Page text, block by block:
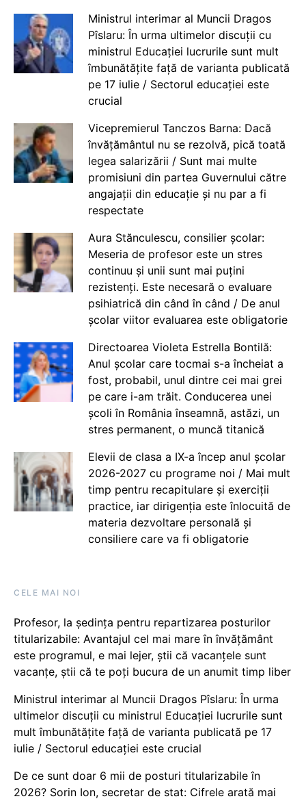
Ministrul interimar al Muncii Dragos
Pîslaru: În urma ultimelor discuții cu
ministrul Educației lucrurile sunt mult
îmbunătățite față de varianta publicată
pe 17 iulie / Sectorul educației este
crucial
Vicepremierul Tanczos Barna: Dacă
învățământul nu se rezolvă, pică toată
legea salarizării / Sunt mai multe
promisiuni din partea Guvernului către
angajații din educație și nu par a fi
respectate
Aura Stănculescu, consilier școlar:
Meseria de profesor este un stres
continuu și unii sunt mai puțini
rezistenți. Este necesară o evaluare
psihiatrică din când în când / De anul
școlar viitor evaluarea este obligatorie
Directoarea Violeta Estrella Bontilă:
Anul școlar care tocmai s-a încheiat a
fost, probabil, unul dintre cei mai grei
pe care i-am trăit. Conducerea unei
școli în România înseamnă, astăzi, un
stres permanent, o muncă titanică
Elevii de clasa a IX-a încep anul școlar
2026-2027 cu programe noi / Mai mult
timp pentru recapitulare și exerciții
practice, iar dirigenția este înlocuită de
materia dezvoltare personală și
consiliere care va fi obligatorie
CELE MAI NOI
Profesor, la ședința pentru repartizarea posturilor
titularizabile: Avantajul cel mai mare în învățământ
este programul, e mai lejer, știi că vacanțele sunt
vacanţe, știi că te poți bucura de un anumit timp liber
Ministrul interimar al Muncii Dragos Pîslaru: În urma
ultimelor discuții cu ministrul Educației lucrurile sunt
mult îmbunătățite față de varianta publicată pe 17
iulie / Sectorul educației este crucial
De ce sunt doar 6 mii de posturi titularizabile în
2026? Sorin Ion, secretar de stat: Cifrele arată mai